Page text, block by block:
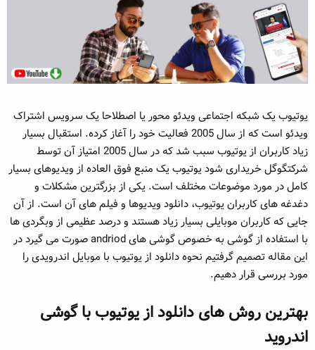
و
ض
و
ع
یوتیوب یک شبکه اجتماعی ویدئو محور یا اصطلاحا یک سرویس اشتراک
ویدئو است که از سال 2005 فعالیت خود را آغاز کرده. استقبال بسیار
زیاد کاربران از یوتیوب سبب شد که در سال 2005 امتیاز آن توسط
شرکتگوگل خریداری شود یوتیوب یک منبع فوق العاده از ویدیوهای بسیار
کامل در مورد موضوعات مختلف است. یکی از بزرگترین مشکلات و
دغدغه های کاربران یوتیوب، دانلود ویدیوها و فیلم های آن است. از آن
جایی که کاربران موبایلی بسیار زیاد هستند و درصد عظیمی از وبگردی ها
با استفاده از گوشی به خصوص گوشی های andriod صورت می گیرد در
این مقاله تصمیم گرفتیم نحوه دانلود از یوتیوب با موبایل اندرویدی را
مورد بررسی قرار دهیم.
بهترین روش های دانلود از یوتیوب با گوشی
اندروید